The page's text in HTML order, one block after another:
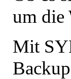
um die
Mit